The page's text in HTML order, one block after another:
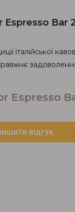
Bar
італійської
Espresso
відгук